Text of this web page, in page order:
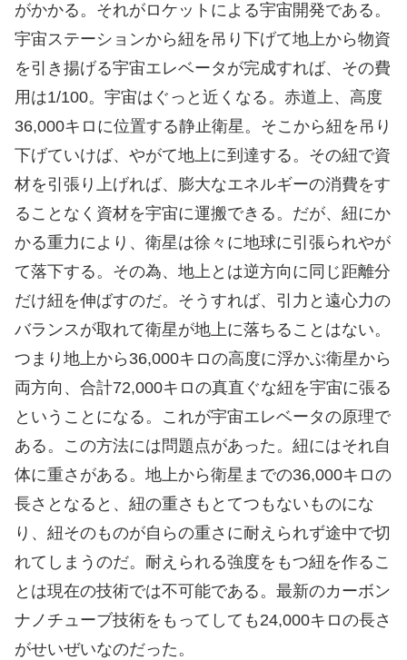
がかかる。それがロケットによる宇宙開発である。
宇宙ステーションから紐を吊り下げて地上から物資
を引き揚げる宇宙エレベータが完成すれば、その費
用は1/100。宇宙はぐっと近くなる。赤道上、高度
36,000キロに位置する静止衛星。そこから紐を吊り
下げていけば、やがて地上に到達する。その紐で資
材を引張り上げれば、膨大なエネルギーの消費をす
ることなく資材を宇宙に運搬できる。だが、紐にか
かる重力により、衛星は徐々に地球に引張られやが
て落下する。その為、地上とは逆方向に同じ距離分
だけ紐を伸ばすのだ。そうすれば、引力と遠心力の
バランスが取れて衛星が地上に落ちることはない。
つまり地上から36,000キロの高度に浮かぶ衛星から
両方向、合計72,000キロの真直ぐな紐を宇宙に張る
ということになる。これが宇宙エレベータの原理で
ある。この方法には問題点があった。紐にはそれ自
体に重さがある。地上から衛星までの36,000キロの
長さとなると、紐の重さもとてつもないものにな
り、紐そのものが自らの重さに耐えられず途中で切
れてしまうのだ。耐えられる強度をもつ紐を作るこ
とは現在の技術では不可能である。最新のカーボン
ナノチューブ技術をもってしても24,000キロの長さ
がせいぜいなのだった。